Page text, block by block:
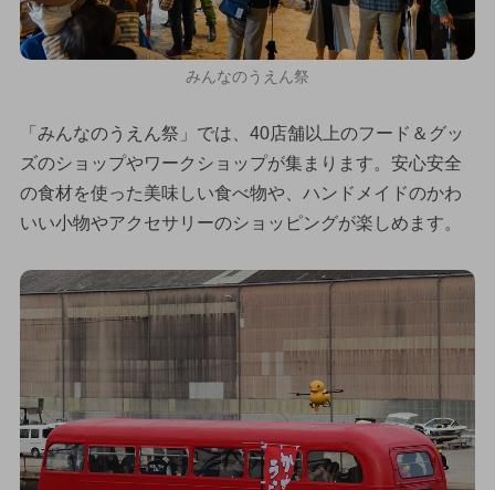
みんなのうえん祭
「みんなのうえん祭」では、40店舗以上のフード＆グッ
ズのショップやワークショップが集まります。安心安全
の食材を使った美味しい食べ物や、ハンドメイドのかわ
いい小物やアクセサリーのショッピングが楽しめます。